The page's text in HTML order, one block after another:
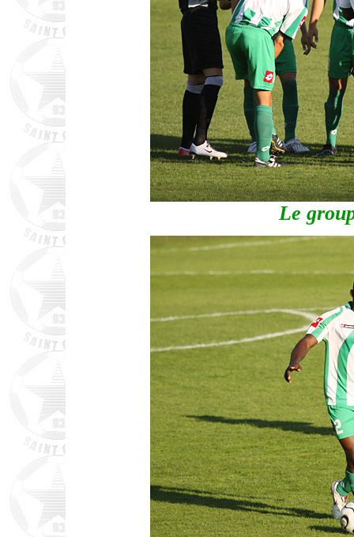
Le